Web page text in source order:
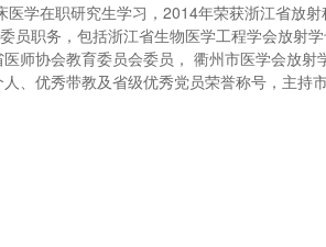
学在职研究生学习，2014年荣获浙江省放
职务，包括浙江省生物医学工程学会放射
师协会教育委员会委员， 衢州市医学会放
、优秀带教及省级优秀党员荣誉称号，主